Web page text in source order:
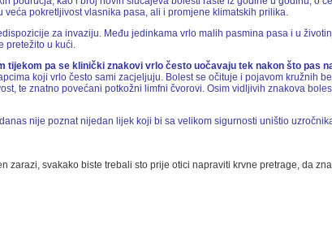
pokretljivost vlasnika pasa, ali i promjene klimatskih prilika.
za invaziju. Među jedinkama vrlo malih pasmina pasa i u
pretežito u kući.
tijekom pa se klinički znakovi vrlo često uočavaju tek nakon što pas
koji vrlo često sami zacjeljuju. Bolest se očituje i pojavom kružnih
te znatno povećani potkožni limfni čvorovi. Osim vidljivih znakova
nije poznat nijedan lijek koji bi sa velikom sigurnosti uništio
zarazi, svakako biste trebali sto prije otici napraviti krvne pretrage, da